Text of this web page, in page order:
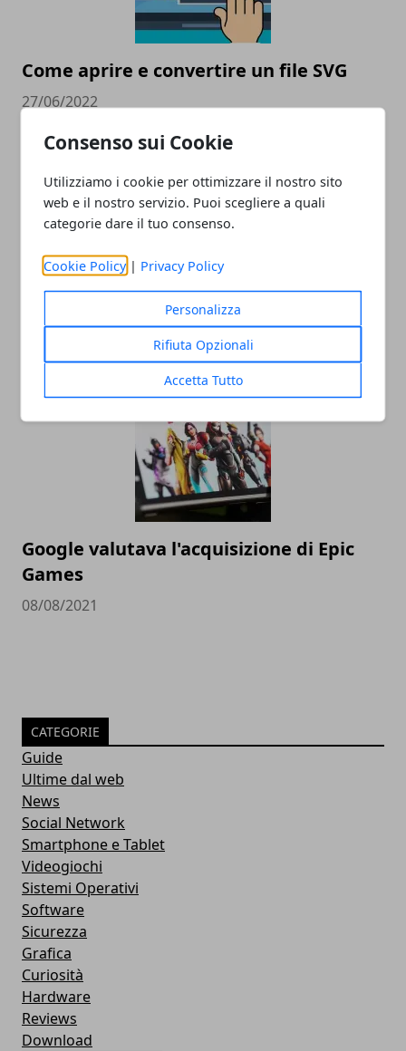
Consenso sui Cookie
Utilizziamo i cookie per ottimizzare il nostro sito
web e il nostro servizio. Puoi scegliere a quali
categorie dare il tuo consenso.
Cookie Policy | Privacy Policy
Personalizza
Rifiuta Opzionali
Accetta Tutto
Come aprire e convertire un file SVG
27/06/2022
Vantaggi e svantaggi dei software
scaricabili gratuitamente
Google valutava l'acquisizione di Epic
Games
08/08/2021
CATEGORIE
Guide
Ultime dal web
News
Social Network
Smartphone e Tablet
Videogiochi
Sistemi Operativi
Software
Sicurezza
Grafica
Curiosità
Hardware
Reviews
Download